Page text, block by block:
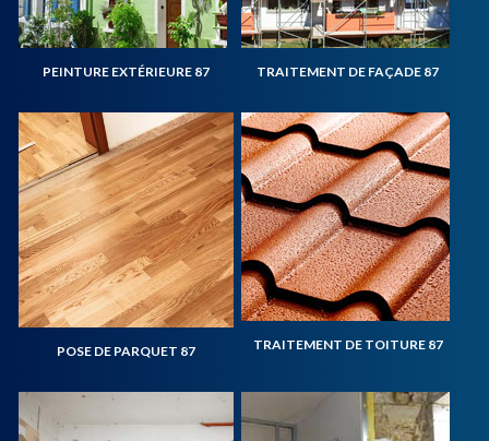
PEINTURE EXTÉRIEURE 87 TRAITEMENT DE FAÇADE 87
POSE DE PARQUET 87 TRAITEMENT DE TOITURE 87